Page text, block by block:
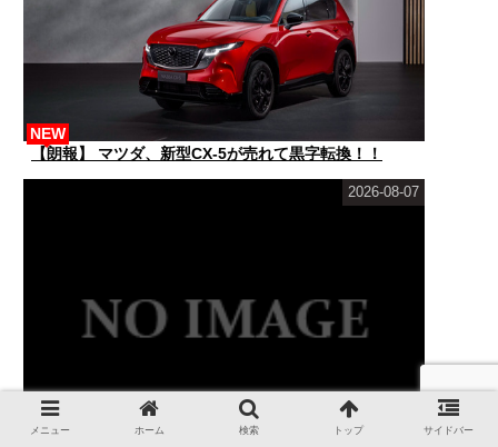
【朗報】 マツダ、新型CX-5が売れて黒字転換！！
NEW
2026-08-07
メニュー ホーム 検索 トップ サイドバー